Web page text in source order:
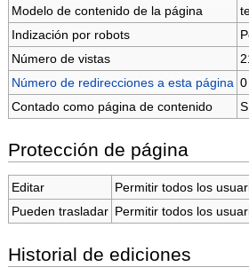
Modelo de contenido de la página
Indización por robots
Número de vistas
Número de redirecciones a esta página 0
Contado como página de contenido
Protección de página
Editar
Permitir todos los
Pueden trasladar Permitir todos los
Historial de ediciones